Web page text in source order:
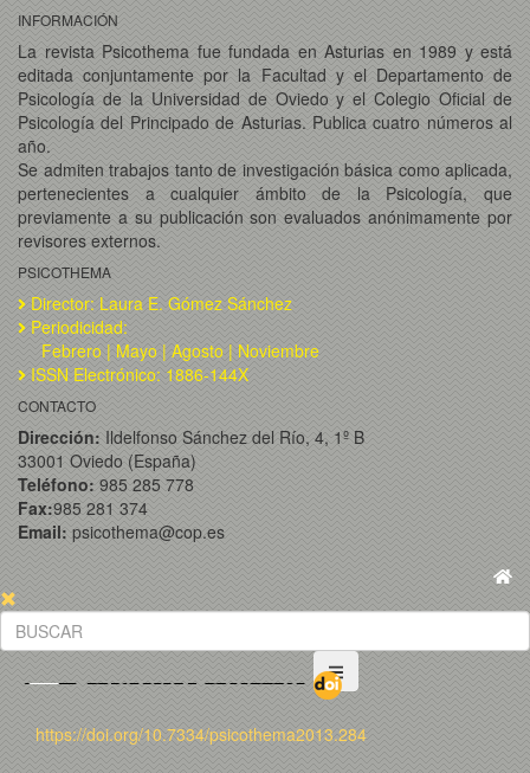
INFORMACIÓN
La revista Psicothema fue fundada en Asturias en 1989 y está
editada conjuntamente por la Facultad y el Departamento de
Psicología de la Universidad de Oviedo y el Colegio Oficial de
Psicología del Principado de Asturias. Publica cuatro números al
año.
Se admiten trabajos tanto de investigación básica como aplicada,
pertenecientes a cualquier ámbito de la Psicología, que
previamente a su publicación son evaluados anónimamente por
revisores externos.
PSICOTHEMA
Director: Laura E. Gómez Sánchez
Periodicidad:
Febrero | Mayo | Agosto | Noviembre
ISSN Electrónico: 1886-144X
CONTACTO
Dirección: Ildelfonso Sánchez del Río, 4, 1º B
33001 Oviedo (España)
Teléfono: 985 285 778
Fax:985 281 374
Email: psicothema@cop.es
https://doi.org/10.7334/psicothema2013.284